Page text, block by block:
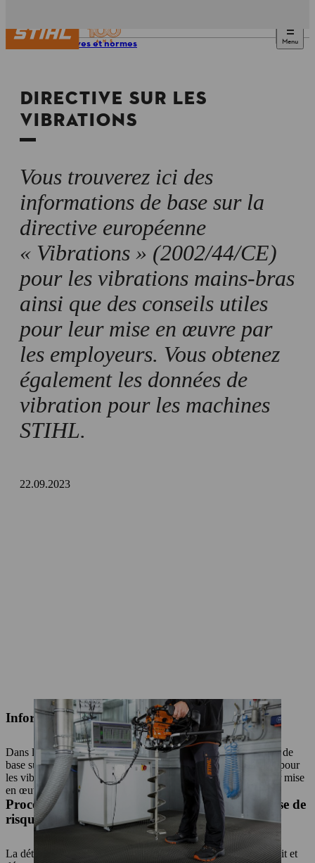
Menu
Directives et normes
DIRECTIVE SUR LES
VIBRATIONS
Vous trouverez ici des
informations de base sur la
directive européenne
« Vibrations » (2002/44/CE)
pour les vibrations mains-bras
ainsi que des conseils utiles
pour leur mise en œuvre par
les employeurs. Vous obtenez
également les données de
vibration pour les machines
STIHL.
22.09.2023
Informations pour les employeurs
Dans les documents suivants, vous trouverez des informations de
base sur la directive européenne « Vibrations » (2002/44/CE) pour
les vibrations mains-bras ainsi que des conseils utiles pour leur mise
en œuvre par les employeurs.
Procédure simplifiée de détermination de la classe de
risque
La détermination de la classe de risque est spécifique au produit et